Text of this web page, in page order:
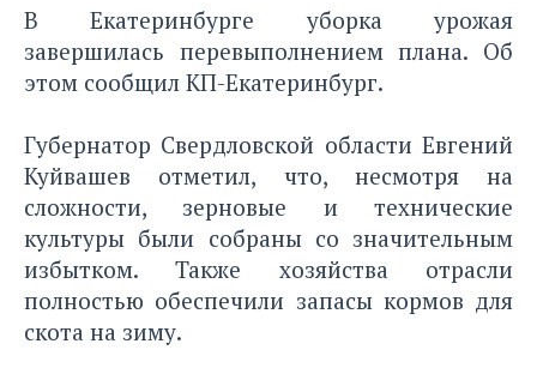
В Екатеринбурге уборка урожая
завершилась перевыполнением плана. Об
этом сообщил КП-Екатеринбург.
Губернатор Свердловской области Евгений
Куйвашев отметил, что, несмотря на
сложности, зерновые и технические
культуры были собраны со значительным
избытком. Также хозяйства отрасли
полностью обеспечили запасы кормов для
скота на зиму.